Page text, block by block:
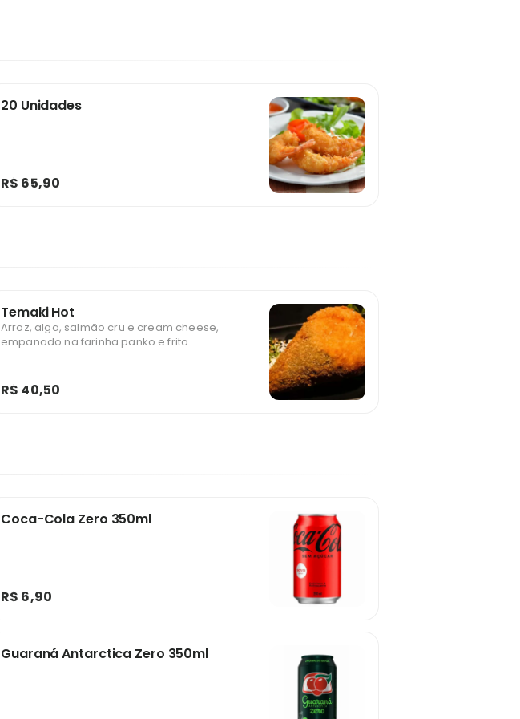
20 Unidades
R$ 65,90
Temaki Hot
Arroz, alga, salmão cru e cream cheese,
empanado na farinha panko e frito.
R$ 40,50
Coca-Cola Zero 350ml
R$ 6,90
Guaraná Antarctica Zero 350ml